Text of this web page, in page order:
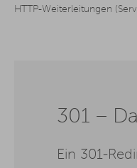
HTTP-Weiterleitungen
301 –
Ein 301-